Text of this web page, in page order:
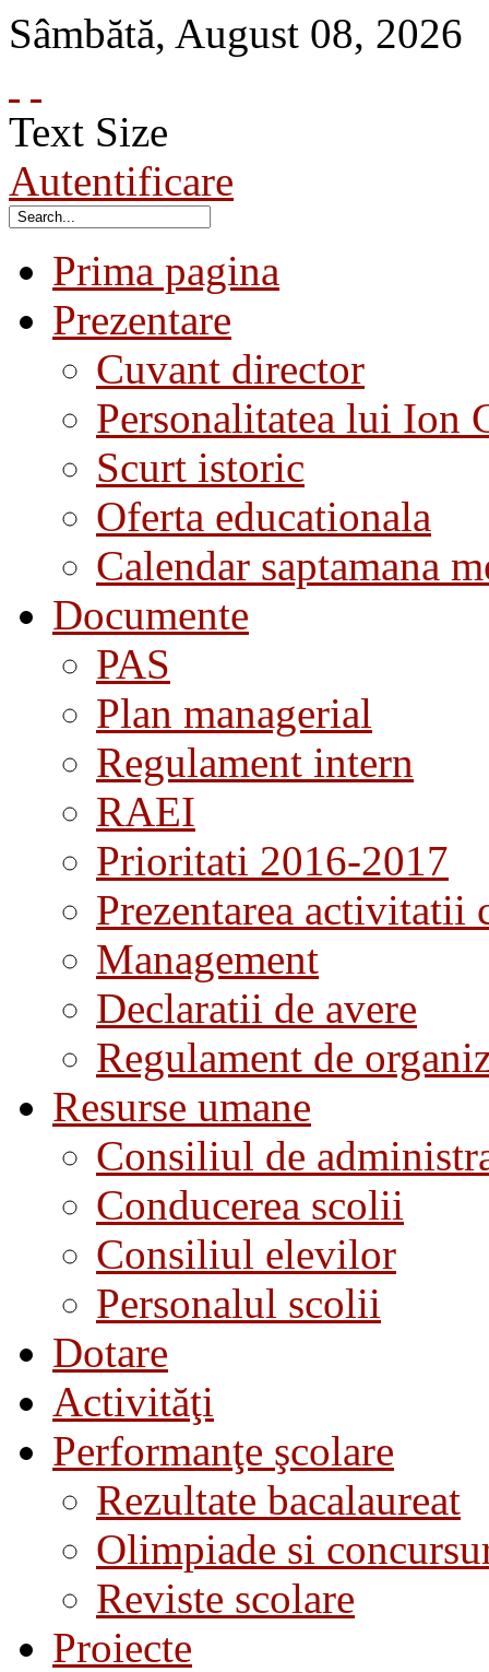
Sâmbătă, August 08, 2026
Text Size
Autentificare
Prima pagina
Prezentare
Cuvant director
Personalitatea lui Ion
Scurt istoric
Oferta educationala
Calendar saptamana
Documente
PAS
Plan managerial
Regulament intern
RAEI
Prioritati 2016-2017
Prezentarea activitatii
Management
Declaratii de avere
Regulament de
Resurse umane
Consiliul de
Conducerea scolii
Consiliul elevilor
Personalul scolii
Dotare
Activităţi
Performanţe şcolare
Rezultate bacalaureat
Olimpiade si
Reviste scolare
Proiecte